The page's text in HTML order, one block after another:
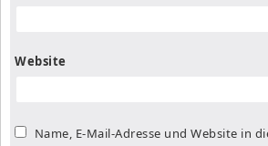
Website
Name, E-Mail-Adresse und Website in